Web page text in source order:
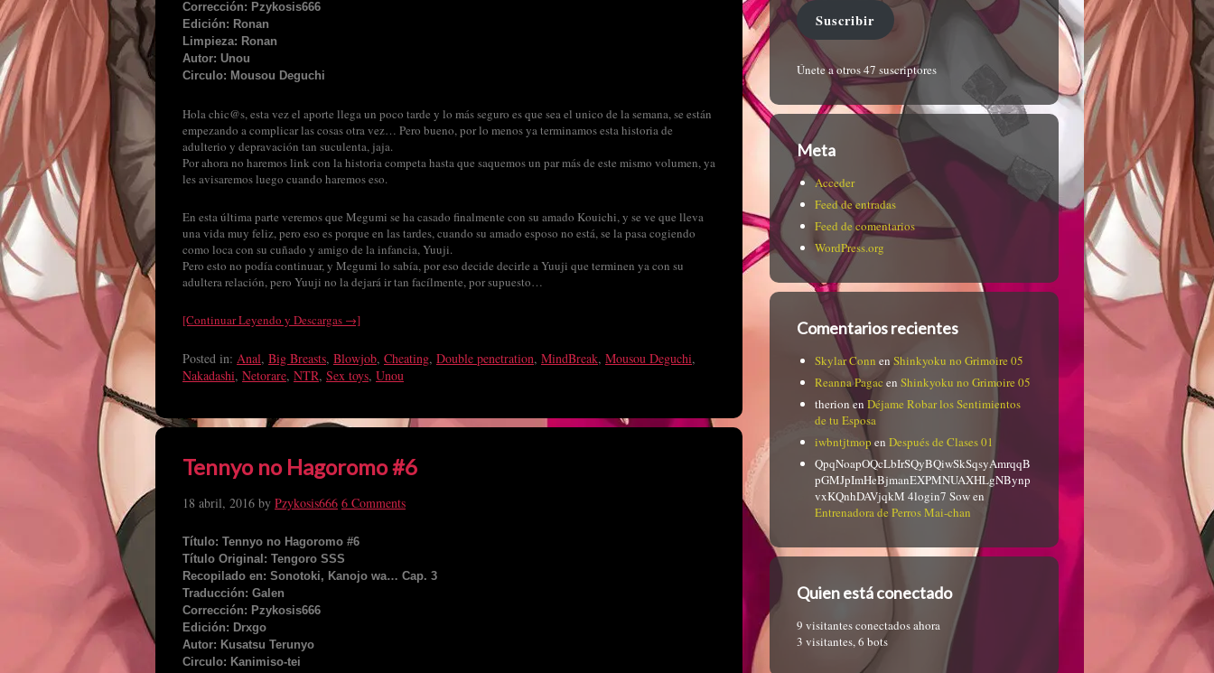
Corrección: Pzykosis666
Edición: Ronan
Limpieza: Ronan
Autor: Unou
Circulo: Mousou Deguchi
Hola chic@s, esta vez el aporte llega un poco tarde y lo más seguro es que sea el unico de la semana, se están
empezando a complicar las cosas otra vez… Pero bueno, por lo menos ya terminamos esta historia de
adulterio y depravación tan suculenta, jaja.
Por ahora no haremos link con la historia competa hasta que saquemos un par más de este mismo volumen, ya
les avisaremos luego cuando haremos eso.
En esta última parte veremos que Megumi se ha casado finalmente con su amado Kouichi, y se ve que lleva
una vida muy feliz, pero eso es porque en las tardes, cuando su amado esposo no está, se la pasa cogiendo
como loca con su cuñado y amigo de la infancia, Yuuji.
Pero esto no podía continuar, y Megumi lo sabía, por eso decide decirle a Yuuji que terminen ya con su
adultera relación, pero Yuuji no la dejará ir tan facílmente, por supuesto…
[Continuar Leyendo y Descargas →]
Posted in: Anal, Big Breasts, Blowjob, Cheating, Double penetration, MindBreak, Mousou Deguchi,
Nakadashi, Netorare, NTR, Sex toys, Unou
Tennyo no Hagoromo #6
18 abril, 2016 by Pzykosis666 6 Comments
Título: Tennyo no Hagoromo #6
Título Original: Tengoro SSS
Recopilado en: Sonotoki, Kanojo wa… Cap. 3
Traducción: Galen
Corrección: Pzykosis666
Edición: Drxgo
Autor: Kusatsu Terunyo
Circulo: Kanimiso-tei
Suscribir
Únete a otros 47 suscriptores
Meta
Acceder
Feed de entradas
Feed de comentarios
WordPress.org
Comentarios recientes
Skylar Conn en Shinkyoku no Grimoire 05
Reanna Pagac en Shinkyoku no Grimoire 05
therionen Déjame Robar los Sentimientos
de tu Esposa
iwbntjtmop en Después de Clases 01
QpqNoapOQcLbIrSQyBQiwSkSqsyAmrqqB
pGMJpImHeBjmanEXPMNUAXHLgNBynp
vxKQnhDAVjqkM 4login7 Sowen
Entrenadora de Perros Mai-chan
Quien está conectado
9 visitantes conectados ahora
3 visitantes,6 bots